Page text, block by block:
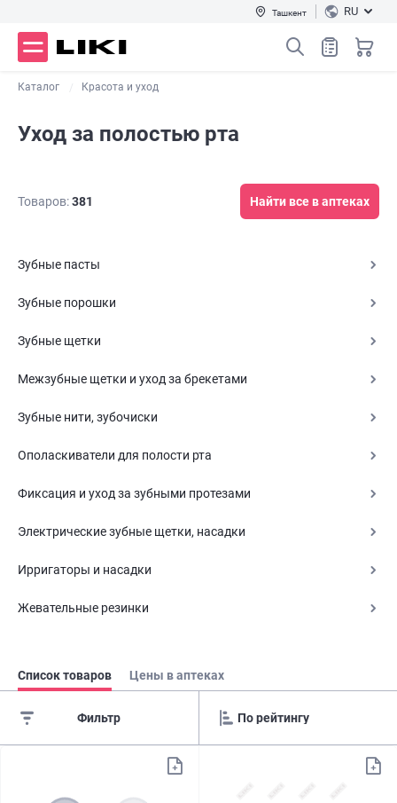
Ташкент RU
Каталог Красота и уход
Уход за полостью рта
Товаров:381 Найти все в аптеках
Зубные пасты
Зубные порошки
Зубные щетки
Межзубные щетки и уход за брекетами
Зубные нити, зубочиски
Ополаскиватели для полости рта
Фиксация и уход за зубными протезами
Электрические зубные щетки, насадки
Ирригаторы и насадки
Жевательные резинки
Список товаров Цены в аптеках
Фильтр